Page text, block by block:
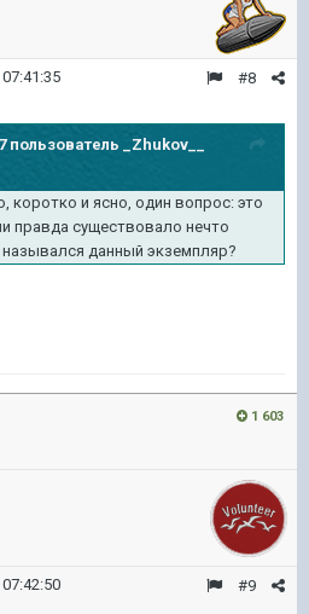
#8
пользователь _Zhukov__
коротко и ясно, один вопрос: это
правда существовало нечто
данный экземпляр?
1 603
#9